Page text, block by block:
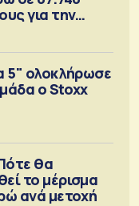
για την
5" ολοκλήρωσε
ο Stoxx
θα
το μέρισμα
ανά μετοχή